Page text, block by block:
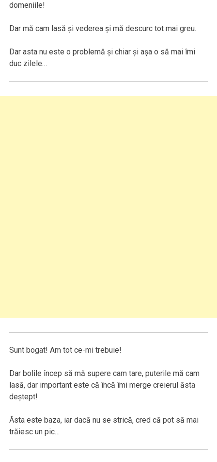
domeniile!
Dar mă cam lasă şi vederea şi mă descurc tot mai greu.
Dar asta nu este o problemă şi chiar şi aşa o să mai îmi
duc zilele…
Sunt bogat! Am tot ce-mi trebuie!
Dar bolile încep să mă supere cam tare, puterile mă cam
lasă, dar important este că încă îmi merge creierul ăsta
deştept!
Ăsta este baza, iar dacă nu se strică, cred că pot să mai
trăiesc un pic…